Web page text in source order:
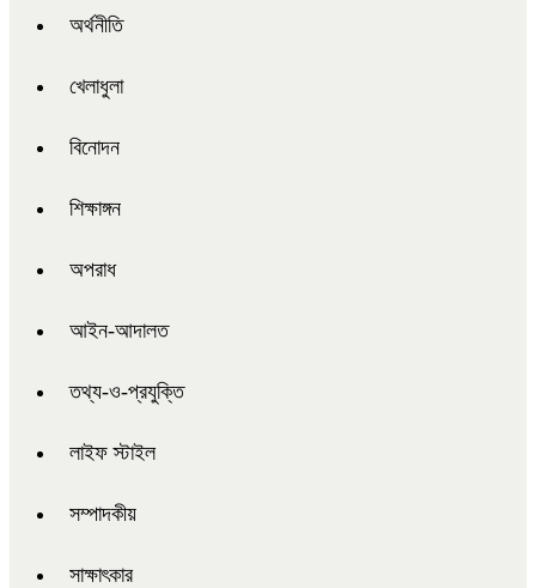
অর্থনীতি
খেলাধুলা
বিনোদন
শিক্ষাঙ্গন
অপরাধ
আইন-আদালত
তথ্য-ও-প্রযুক্তি
লাইফ স্টাইল
সম্পাদকীয়
সাক্ষাৎকার